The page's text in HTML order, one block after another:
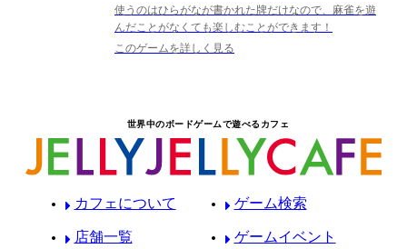
使うのはひらがなが書かれた牌だけなので、麻雀を遊
んだことがなくても楽しむことができます！
このゲームを詳しく見る
世界中のボードゲームで遊べるカフェ
カフェについて ゲーム検索
店舗一覧 ゲームイベント